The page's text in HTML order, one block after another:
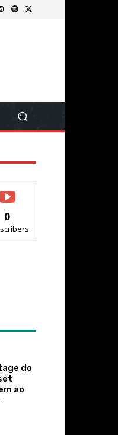
0
do
ao